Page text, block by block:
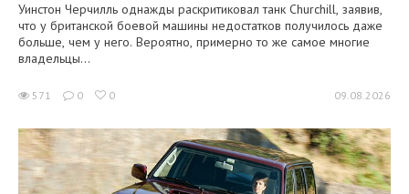
Уинстон Черчилль однажды раскритиковал танк Churchill, заявив,
что у британской боевой машины недостатков получилось даже
больше, чем у него. Вероятно, примерно то же самое многие
владельцы...
571 0 0 09.08.2026